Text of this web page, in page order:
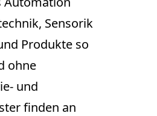
Sensorik
Produkte so
ohne
und
finden an